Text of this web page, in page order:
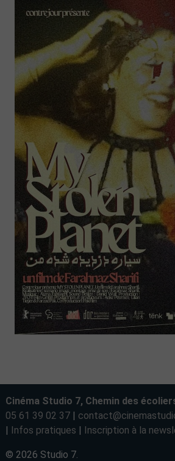
Cinéma Studio 7, Chemin des
05 61 39 02 37|
| Infos pratiques | Inscription à la
© 2026 Studio 7.